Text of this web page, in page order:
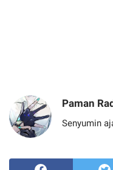
Paman
Senyumin